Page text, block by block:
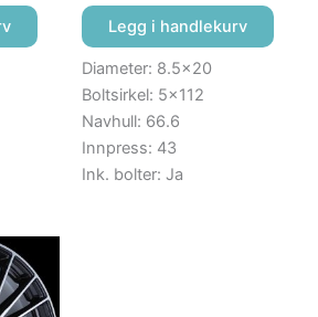
Legg i handlekurv
Diameter: 8.5×20
Boltsirkel: 5×112
Navhull: 66.6
Innpress: 43
Ink. bolter: Ja